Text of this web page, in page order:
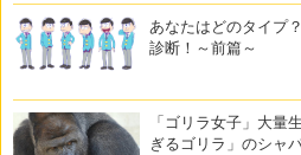
あなたはどのタイプ
診断！～前篇～
「ゴリラ女子」大量
ぎるゴリラ」のシャ